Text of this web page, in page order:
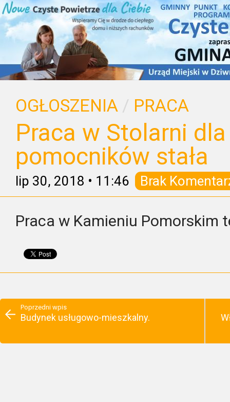
OGŁOSZENIA / PRACA
Praca w Stolarni
pomocników stała
lip 30, 2018 • 11:46 Brak
Praca w Kamieniu Pomorskim
Poprzedni wpis
Budynek usługowo-mieszkalny.